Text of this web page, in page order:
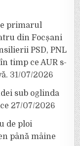
primarul
din Focșani
PSD, PNL
timp ce AUR s-
31/07/2026
sub oglinda
27/07/2026
de ploi
până mâine